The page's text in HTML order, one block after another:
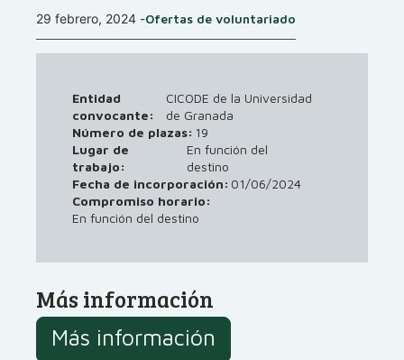
29 febrero, 2024 -Ofertas de voluntariado
Entidad
convocante:
CICODE de la Universidad
de Granada
Número de plazas: 19
Lugar de
trabajo:
En función del
destino
Fecha de incorporación: 01/06/2024
Compromiso horario:
En función del destino
Más información
Más información